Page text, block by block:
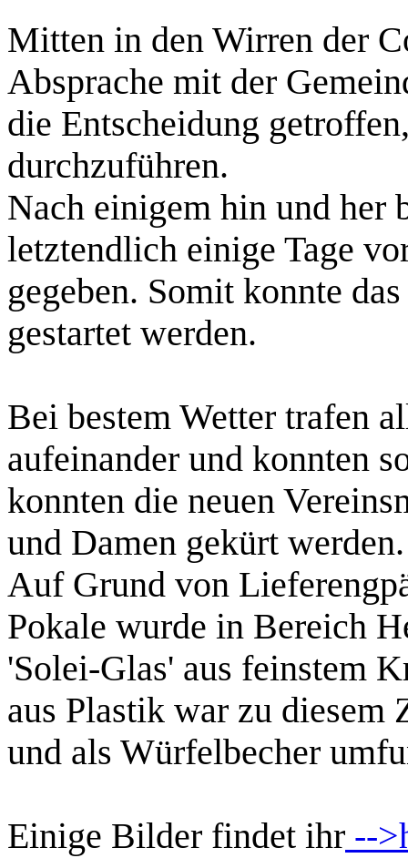
Mitten in den Wirren der
Absprache mit der
die Entscheidung
durchzuführen.
Nach einigem hin und her
letztendlich einige Tage
gegeben. Somit konnte
gestartet werden.
Bei bestem Wetter trafen
aufeinander und konnten
konnten die neuen
und Damen gekürt werden.
Auf Grund von
Pokale wurde in Bereich
'Solei-Glas' aus feinstem
aus Plastik war zu diesem
und als Würfelbecher
Einige Bilder findet ihr --